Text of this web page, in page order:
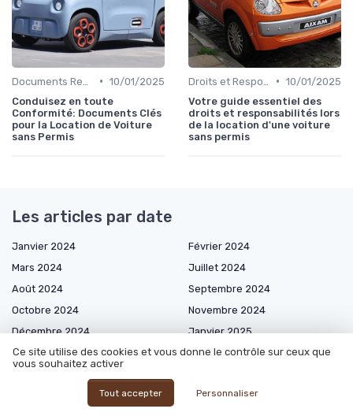
• 10/01/2025
Conduisez en toute
Conformité: Documents Clés
pour la Location de Voiture
sans Permis
• 10/01/2025
Votre guide essentiel des
droits et responsabilités lors
de la location d'une voiture
sans permis
Les articles par date
Janvier 2024
Février 2024
Mars 2024
Juillet 2024
Août 2024
Septembre 2024
Octobre 2024
Novembre 2024
Décembre 2024
Janvier 2025
Février 2025
Mars 2025
Juillet 2025
Ce site utilise des cookies et vous donne le contrôle sur ceux que
vous souhaitez activer
Tout accepter Personnaliser